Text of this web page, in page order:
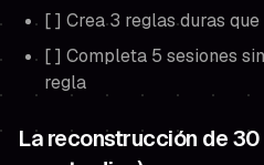
[ ] Crea 3 reglas duras
[ ] Completa 5 sesiones
regla
La reconstrucción de